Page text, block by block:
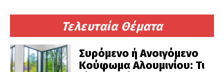
Τελευταία Θέματα
Συρόμενο ή Ανοιγόμενο
Κούφωμα Αλουμινίου: Τι